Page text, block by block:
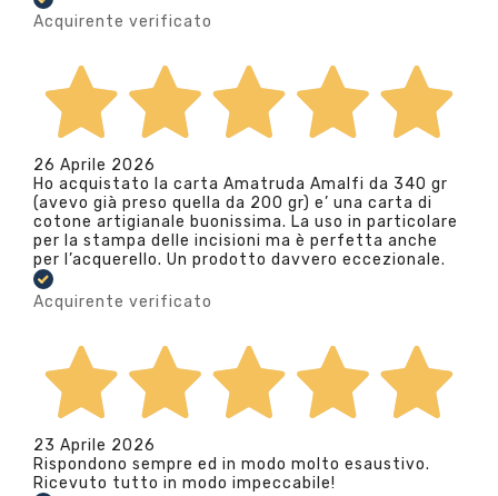
Acquirente verificato
26 Aprile 2026
Ho acquistato la carta Amatruda Amalfi da 340 gr
(avevo già preso quella da 200 gr) e’ una carta di
cotone artigianale buonissima. La uso in particolare
per la stampa delle incisioni ma è perfetta anche
per l’acquerello. Un prodotto davvero eccezionale.
Acquirente verificato
23 Aprile 2026
Rispondono sempre ed in modo molto esaustivo.
Ricevuto tutto in modo impeccabile!